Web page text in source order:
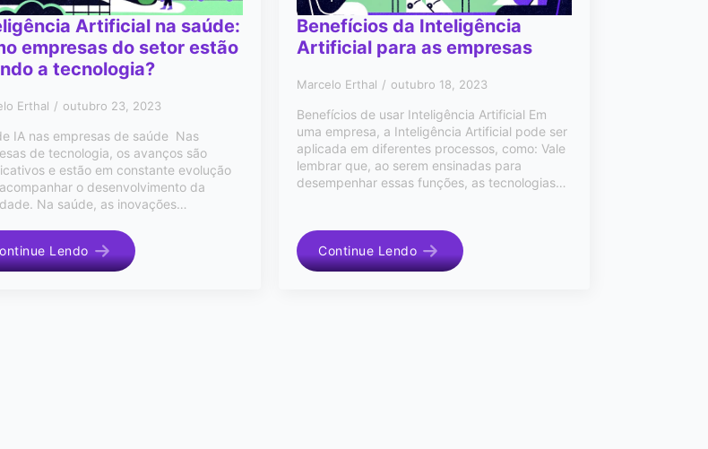
Artificial na saúde:
empresas do setor estão
a tecnologia?
Erthal outubro 23, 2023
IA nas empresas de saúde Nas
de tecnologia, os avanços são
e estão em constante evolução
o desenvolvimento da
Na saúde, as inovações…
Lendo
Benefícios da Inteligência
Artificial para as empresas
Marcelo Erthal outubro 18, 2023
Benefícios de usar Inteligência Artificial Em
uma empresa, a Inteligência Artificial pode ser
aplicada em diferentes processos, como: Vale
lembrar que, ao serem ensinadas para
desempenhar essas funções, as tecnologias…
Continue Lendo